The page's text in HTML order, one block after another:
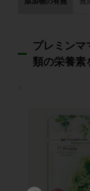
プレミンマ
類の栄養素